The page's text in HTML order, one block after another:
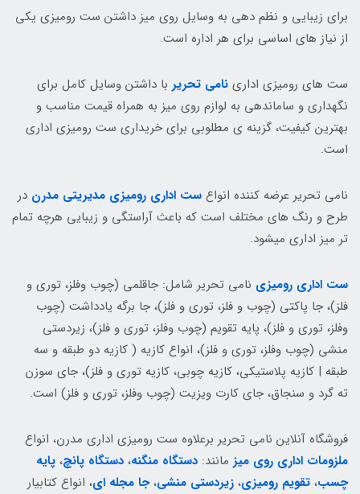
برای زیبایی و نظم دهی به وسایل روی میز داشتن ست رومیزی یکی
از نیاز های اساسی برای هر اداره است.
ست های رومیزی اداری نامی تحریر با داشتن وسایل کامل برای
نگهداری و ساماندهی به لوازم روی میز به همراه قیمت مناسب و
بهترین کیفیت، گزینه ی مطلوبی برای خریداری ست رومیزی اداری
است.
نامی تحریر عرضه کننده انواع ست اداری رومیزی مدیریتی مدرن در
طرح و رنگ های مختلف است که باعث آراستگی و زیبایی هرچه تمام
تر میز اداری میشود.
ست اداری رومیزی نامی تحریر شامل: جاقلمی (چوب وفلز، توری و
فلز)، جا پاکتی (چوب و فلز، توری و فلز)، جا برگه یادداشت (چوب
وفلز، توری و فلز)، پایه تقویم (چوب وفلز، توری و فلز)، زیردستی
منشی (چوب وفلز، توری و فلز)، انواع کازیه ( کازیه دو طبقه و سه
طبقه | کازیه پلاستیکی، کازیه چوبی، کازیه توری و فلز)، جای سوزن
ته گرد و سنجاق، جای کارت ویزیت (چوب وفلز، توری و فلز) است.
فروشگاه آنلاین نامی تحریر برعلاوه ست رومیزی اداری مدرن، انواع
ملزومات اداری روی میز مانند: دستگاه منگنه، دستگاه پانچ، پایه
چسب، تقویم رومیزی، زیردستی منشی،جا مجله ای، انواع کتابیار